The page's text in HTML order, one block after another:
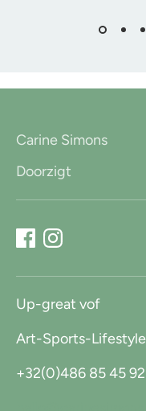
Carine Simons
Doorzigt
Up-great vof
Art-Sports-Lifestyle
+32(0)486 85 45 92